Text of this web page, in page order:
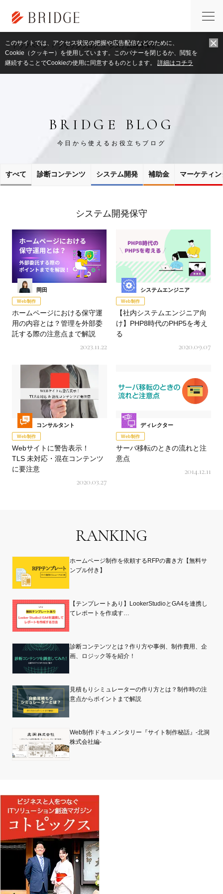
トップページ ブリッジブログ システム開発保守
このサイトでは、アクセス状況の把握や広告配信などのために、
Cookie（クッキー）を使用しています。このバナーを閉じるか、閲覧を
継続することでCookieの使用に同意するものとします。 詳細はコチラ
BRIDGE BLOG
今日から使えるお役立ちブログ
すべて 診断コンテンツ システム開発 補助金 マーケティン
システム開発保守
岡田
Web制作
ホームページにおける保守運
用の内容とは？管理を外部委
託する際の注意点まで解説
2023.11.22
システムエンジニア
Web制作
【社内システムエンジニア向
け】PHP8時代のPHP5を考え
る
2020.09.07
コンサルタント
Web制作
Webサイトに警告表示！
TLS 未対応・混在コンテンツ
に要注意
2020.03.27
ディレクター
Web制作
サーバ移転のときの流れと注
意点
2014.12.11
RANKING
ホームページ制作を依頼するRFPの書き方【無料サ
ンプル付き】
【テンプレートあり】LookerStudioとGA4を連携し
てレポートを作成す…
診断コンテンツとは？作り方や事例、制作費用、企
画、ロジック等を紹介！
見積もりシミュレーターの作り方とは？制作時の注
意点からポイントまで解説
Web制作ドキュメンタリー『サイト制作秘話』-北洞
株式会社編-